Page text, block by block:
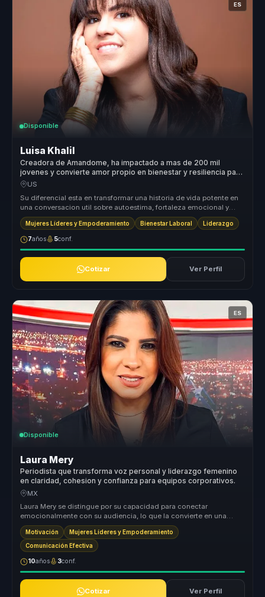
ES
Disponible
Luisa Khalil
Creadora de Amandome, ha impactado a mas de 200 mil
jovenes y convierte amor propio en bienestar y resiliencia para
equipos.
US
Su diferencial esta en transformar una historia de vida potente en
una conversacion util sobre autoestima, fortaleza emocional y
accion. ...
Mujeres Líderes y Empoderamiento Bienestar Laboral Liderazgo
7años 5conf.
Cotizar Ver Perfil
ES
Disponible
Laura Mery
Periodista que transforma voz personal y liderazgo femenino
en claridad, cohesion y confianza para equipos corporativos.
MX
Laura Mery se distingue por su capacidad para conectar
emocionalmente con su audiencia, lo que la convierte en una
conferencista única en...
Motivación Mujeres Líderes y Empoderamiento
Comunicación Efectiva
10años 3conf.
Cotizar Ver Perfil